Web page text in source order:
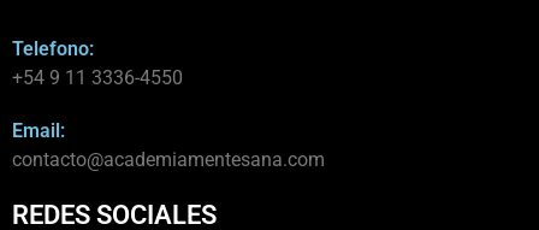
Telefono:
+54 9 11 3336-4550​
Email:
contacto@academiamentesana.com​
REDES SOCIALES